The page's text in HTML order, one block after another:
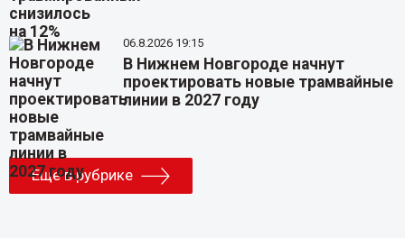
06.8.2026 19:15
В Нижнем Новгороде начнут
проектировать новые трамвайные
линии в 2027 году
Еще в рубрике